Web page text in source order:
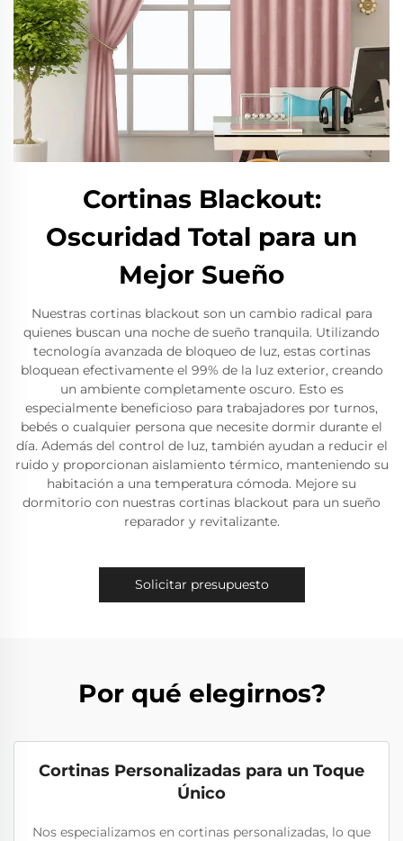
Cortinas Blackout:
Oscuridad Total para un
Mejor Sueño
Nuestras cortinas blackout son un cambio radical para
quienes buscan una noche de sueño tranquila. Utilizando
tecnología avanzada de bloqueo de luz, estas cortinas
bloquean efectivamente el 99% de la luz exterior, creando
un ambiente completamente oscuro. Esto es
especialmente beneficioso para trabajadores por turnos,
bebés o cualquier persona que necesite dormir durante el
día. Además del control de luz, también ayudan a reducir el
ruido y proporcionan aislamiento térmico, manteniendo su
habitación a una temperatura cómoda. Mejore su
dormitorio con nuestras cortinas blackout para un sueño
reparador y revitalizante.
Solicitar presupuesto
Por qué elegirnos?
Cortinas Personalizadas para un Toque
Único
Nos especializamos en cortinas personalizadas, lo que